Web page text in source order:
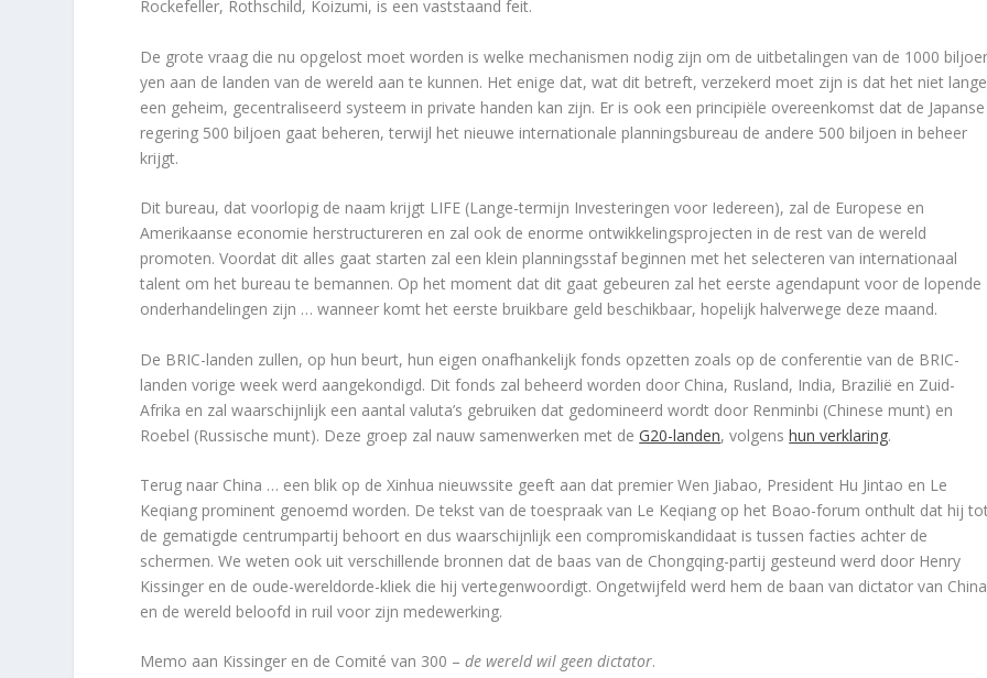
Rockefeller, Rothschild, Koizumi, is een vaststaand feit.
De grote vraag die nu opgelost moet worden is welke mechanismen nodig zijn om de uitbetalingen van de 1000
yen aan de landen van de wereld aan te kunnen. Het enige dat, wat dit betreft, verzekerd moet zijn is dat het niet
een geheim, gecentraliseerd systeem in private handen kan zijn. Er is ook een principiële overeenkomst dat de Japanse
regering 500 biljoen gaat beheren, terwijl het nieuwe internationale planningsbureau de andere 500 biljoen in beheer
krijgt.
Dit bureau, dat voorlopig de naam krijgt LIFE (Lange-termijn Investeringen voor Iedereen), zal de Europese en
Amerikaanse economie herstructureren en zal ook de enorme ontwikkelingsprojecten in de rest van de wereld
promoten. Voordat dit alles gaat starten zal een klein planningsstaf beginnen met het selecteren van internationaal
talent om het bureau te bemannen. Op het moment dat dit gaat gebeuren zal het eerste agendapunt voor de lopende
onderhandelingen zijn … wanneer komt het eerste bruikbare geld beschikbaar, hopelijk halverwege deze maand.
De BRIC-landen zullen, op hun beurt, hun eigen onafhankelijk fonds opzetten zoals op de conferentie van de BRIC-
landen vorige week werd aangekondigd. Dit fonds zal beheerd worden door China, Rusland, India, Brazilië en Zuid-
Afrika en zal waarschijnlijk een aantal valuta’s gebruiken dat gedomineerd wordt door Renminbi (Chinese munt) en
Roebel (Russische munt). Deze groep zal nauw samenwerken met deG20-landen, volgenshun verklaring.
Terug naar China … een blik op de Xinhua nieuwssite geeft aan dat premier Wen Jiabao, President Hu Jintao en Le
Keqiang prominent genoemd worden. De tekst van de toespraak van Le Keqiang op het Boao-forum onthult dat hij
de gematigde centrumpartij behoort en dus waarschijnlijk een compromiskandidaat is tussen facties achter de
schermen. We weten ook uit verschillende bronnen dat de baas van de Chongqing-partij gesteund werd door Henry
Kissinger en de oude-wereldorde-kliek die hij vertegenwoordigt. Ongetwijfeld werd hem de baan van dictator van China
en de wereld beloofd in ruil voor zijn medewerking.
Memo aan Kissinger en de Comité van 300 –de wereld wil geen dictator.